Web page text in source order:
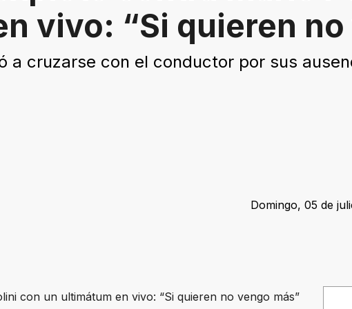
vivo: “Si quieren
a cruzarse con el conductor por sus
Domingo, 05 de